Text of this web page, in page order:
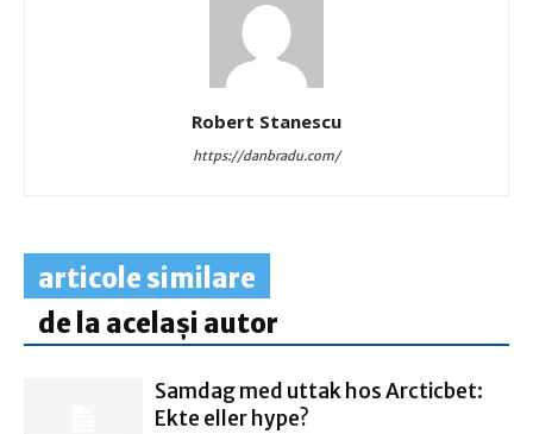
Robert Stanescu
https://danbradu.com/
articole similare
de la același autor
Samdag med uttak hos Arcticbet:
Ekte eller hype?